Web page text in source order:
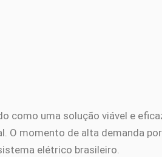
como uma solução viável e
momento de alta demanda
elétrico brasileiro.